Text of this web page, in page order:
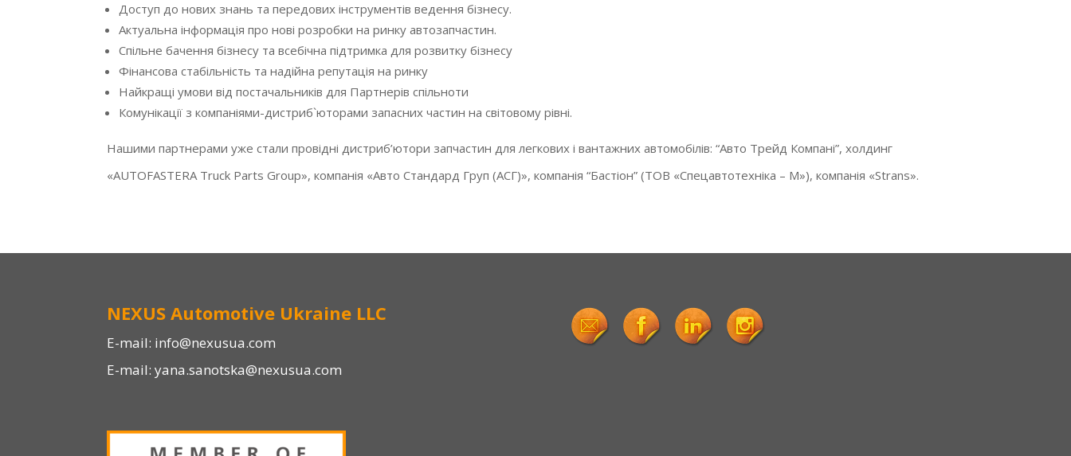
Доступ до нових знань та передових інструментів ведення бізнесу.
Актуальна інформація про нові розробки на ринку автозапчастин.
Спільне бачення бізнесу та всебічна підтримка для розвитку бізнесу
Фінансова стабільність та надійна репутація на ринку
Найкращі умови від постачальників для Партнерів спільноти
Комунікації з компаніями-дистриб`юторами запасних частин на світовому рівні.
Нашими партнерами уже стали провідні дистриб’ютори запчастин для легкових і вантажних автомобілів: “Авто Трейд Компані”, холдинг
«AUTOFASTERA Truck Parts Group», компанія «Авто Стандард Груп (АСГ)», компанія “Бастіон” (ТОВ «Спецавтотехніка – М»), компанія «Strans».
NEXUS Automotive Ukraine LLC
E-mail: info@nexusua.com
E-mail:yana.sanotska@nexusua.com